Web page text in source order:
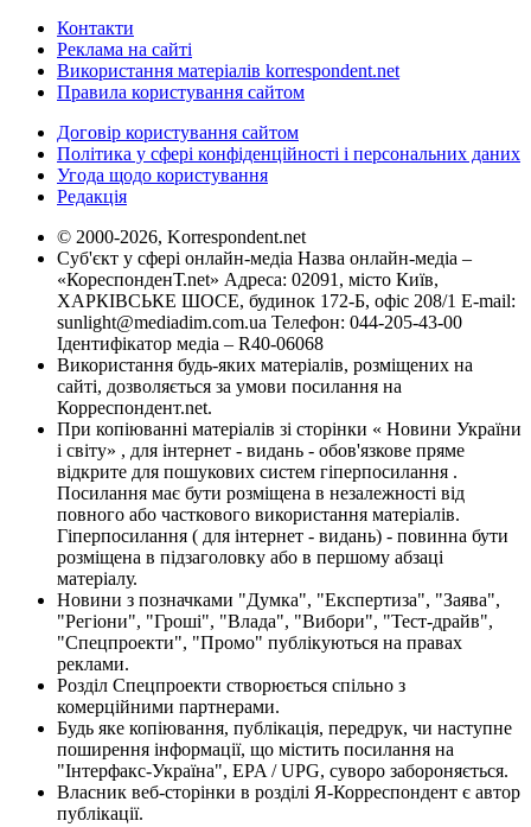
Контакти
Реклама на сайті
Використання матеріалів korrespondent.net
Правила користування сайтом
Договір користування сайтом
Політика у сфері конфіденційності і персональних даних
Угода щодо користування
Редакція
© 2000-2026, Korrespondent.net
Суб'єкт у сфері онлайн-медіа Назва онлайн-медіа –
«КореспонденТ.net» Адреса: 02091, місто Київ,
ХАРКІВСЬКЕ ШОСЕ, будинок 172-Б, офіс 208/1 E-mail:
sunlight@mediadim.com.ua Телефон: 044-205-43-00
Ідентифікатор медіа – R40-06068
Використання будь-яких матеріалів, розміщених на
сайті, дозволяється за умови посилання на
Корреспондент.net.
При копіюванні матеріалів зі сторінки « Новини України
і світу» , для інтернет - видань - обов'язкове пряме
відкрите для пошукових систем гіперпосилання .
Посилання має бути розміщена в незалежності від
повного або часткового використання матеріалів.
Гіперпосилання ( для інтернет - видань) - повинна бути
розміщена в підзаголовку або в першому абзаці
матеріалу.
Новини з позначками "Думка", "Експертиза", "Заява",
"Регіони", "Гроші", "Влада", "Вибори", "Тест-драйв",
"Спецпроекти", "Промо" публікуються на правах
реклами.
Розділ Спецпроекти створюється спільно з
комерційними партнерами.
Будь яке копіювання, публікація, передрук, чи наступне
поширення інформації, що містить посилання на
"Інтерфакс-Україна", EPA / UPG, суворо забороняється.
Власник веб-сторінки в розділі Я-Корреспондент є автор
публікації.